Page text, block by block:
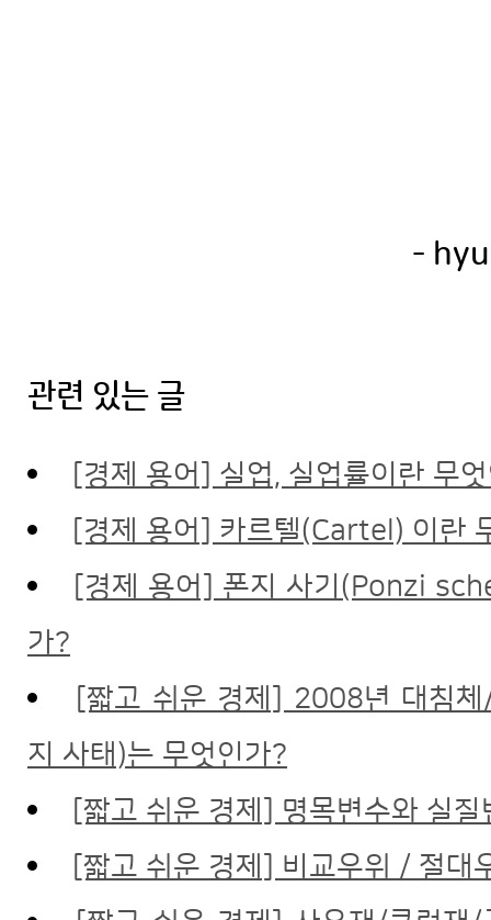
-
관련 있는 글
[경제 용어] 실업, 실업률이란 무
[경제 용어] 카르텔(Cartel) 이란
[경제 용어] 폰지 사기(Ponzi
가?
[짧고 쉬운 경제] 2008년 대침
지 사태)는 무엇인가?
[짧고 쉬운 경제] 명목변수와 실
[짧고 쉬운 경제] 비교우위 / 절대